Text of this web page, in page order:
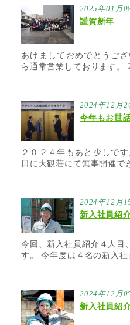
2025年01月
謹賀新年
あけましておめでとうご
ら通常営業しております。
2024年12月
今年もお世
２０２４年もあと少しで
日に大観荘にて無事開催で
2024年12月
新入社員紹
今回、新入社員紹介４人目
す。 今年度は４名の新入社
2024年12月
新入社員紹